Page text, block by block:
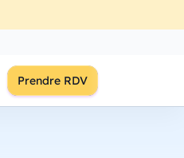
Prendre RDV